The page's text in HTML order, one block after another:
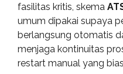
fasilitas kritis, skema
umum dipakai supaya
berlangsung otomatis
menjaga kontinuitas
restart manual yang